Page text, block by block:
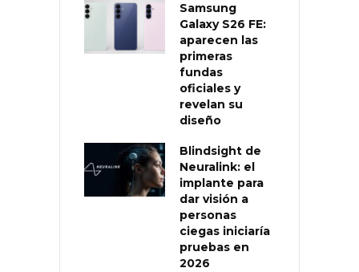
Samsung
Galaxy S26 FE:
aparecen las
primeras
fundas
oficiales y
revelan su
diseño
Blindsight de
Neuralink: el
implante para
dar visión a
personas
ciegas iniciaría
pruebas en
2026